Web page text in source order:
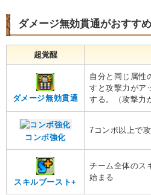
ダメージ無効貫通がおすすめ
超覚醒
ダメージ無効貫通
自分と同じ属性
すと攻撃力がア
する。（攻撃力
コンボ強化
7コンボ以上で
スキルブースト+
チーム全体のス
始まる